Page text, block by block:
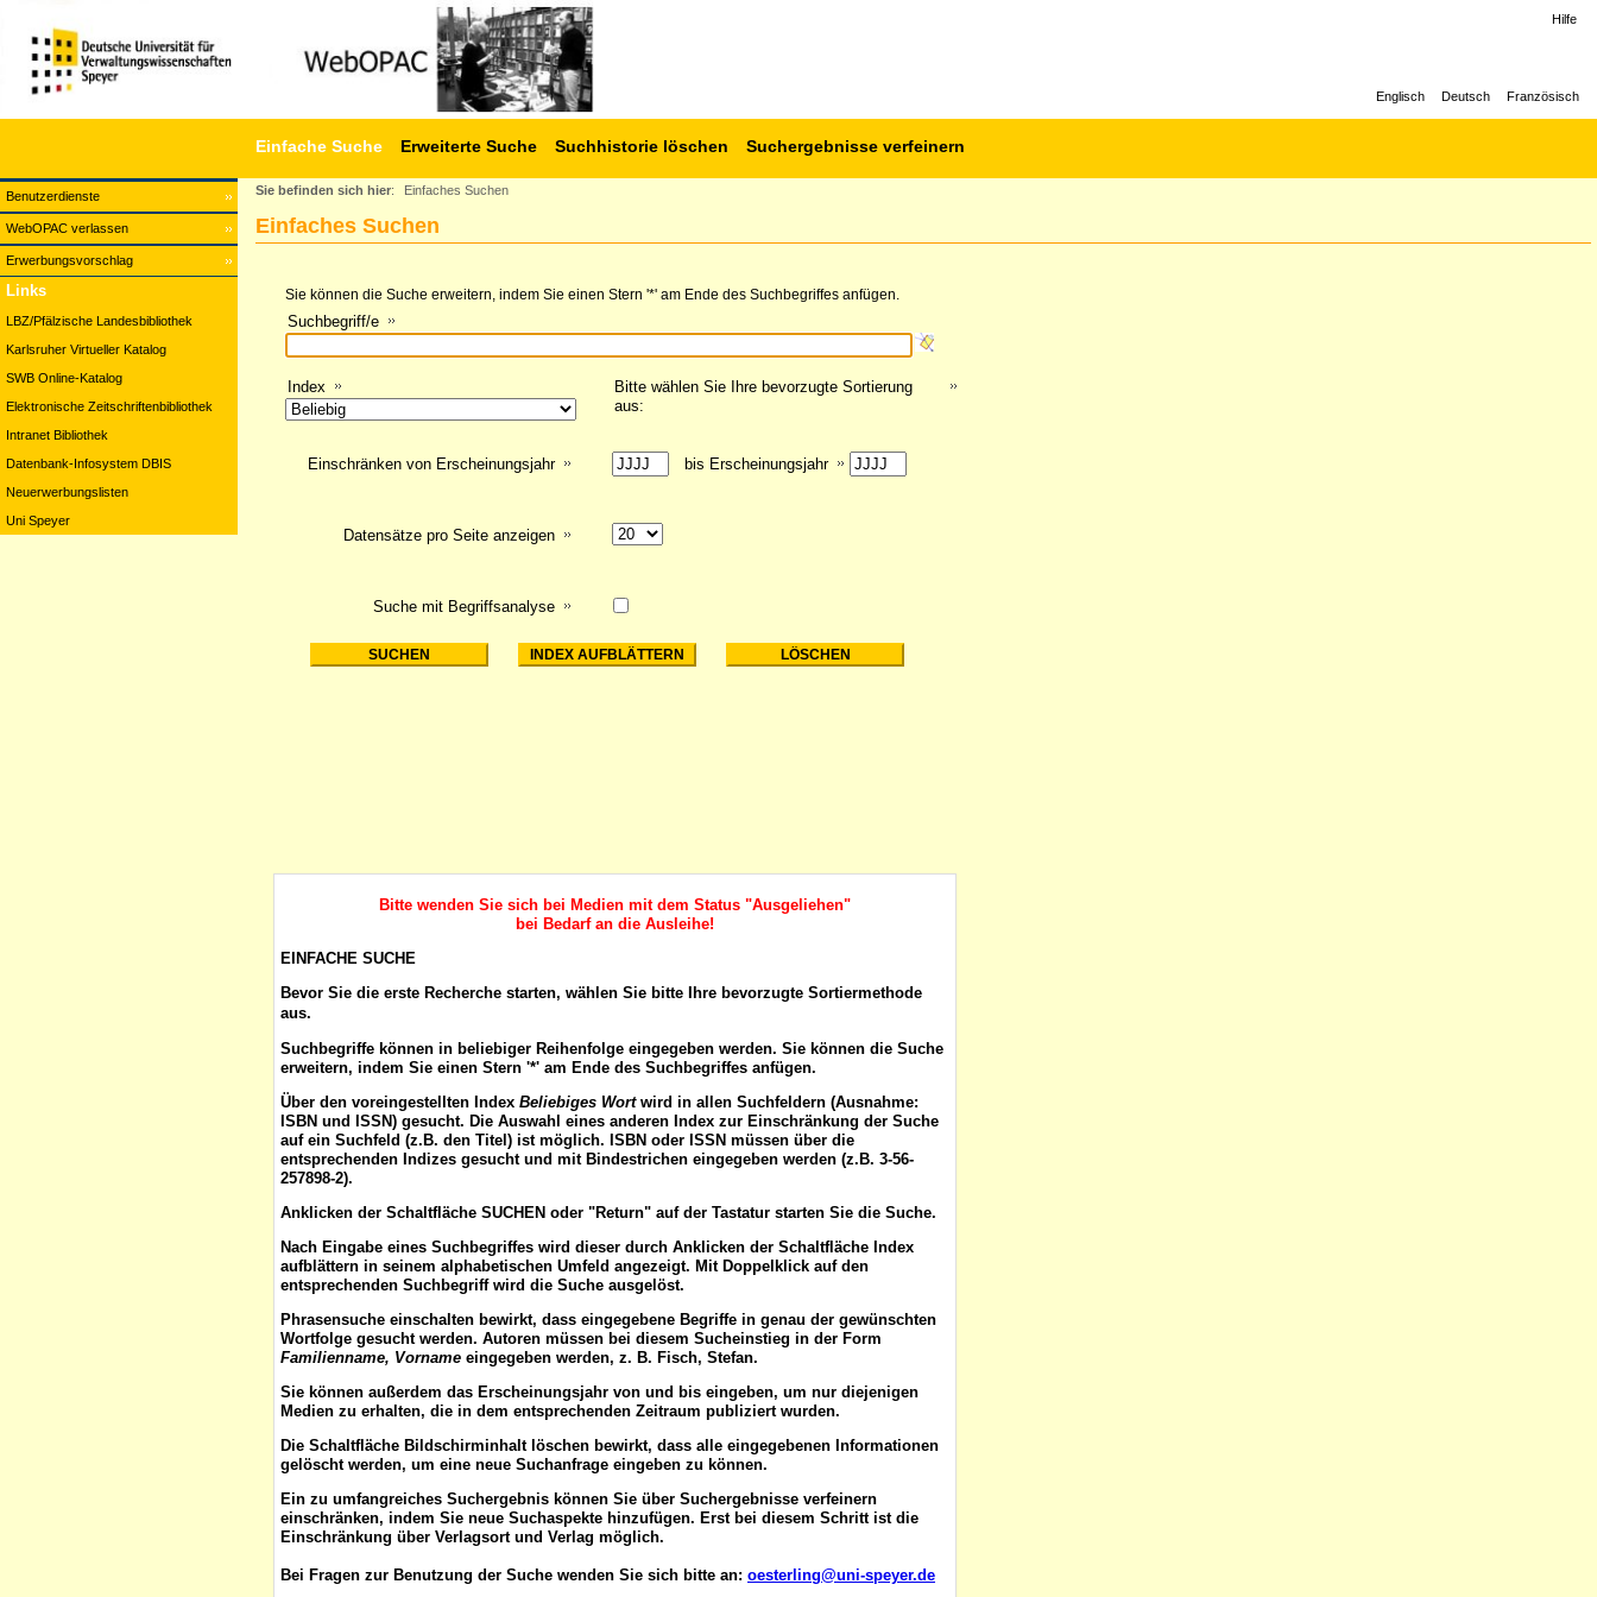
Benutzerdienste
WebOPAC verlassen
Erwerbungsvorschlag
Einfache Suche Erweiterte Suche Suchhistorie löschen Suchergebnisse verfeinern
Hilfe
Englisch Deutsch Französisch
Links
LBZ/Pfälzische Landesbibliothek
Karlsruher Virtueller Katalog
SWB Online-Katalog
Elektronische Zeitschriftenbibliothek
Intranet Bibliothek
Datenbank-Infosystem DBIS
Neuerwerbungslisten
Uni Speyer
Sie befinden sich hier: Einfaches Suchen
Einfaches Suchen
Sie können die Suche erweitern, indem Sie einen Stern '*' am Ende des Suchbegriffes anfügen.
Suchbegriff/e
Index
Bitte wählen Sie Ihre bevorzugte Sortierung
aus:
Suche mit Begriffsanalyse
Einschränken von Erscheinungsjahr bis Erscheinungsjahr
Datensätze pro Seite anzeigen
Bitte wenden Sie sich bei Medien mit dem Status "Ausgeliehen"
bei Bedarf an die Ausleihe!
EINFACHE SUCHE
Bevor Sie die erste Recherche starten, wählen Sie bitte Ihre bevorzugte Sortiermethode
aus.
Suchbegriffe können in beliebiger Reihenfolge eingegeben werden. Sie können die Suche
erweitern, indem Sie einen Stern '*' am Ende des Suchbegriffes anfügen.
Über den voreingestellten Index Beliebiges Wort wird in allen Suchfeldern (Ausnahme:
ISBN und ISSN) gesucht. Die Auswahl eines anderen Index zur Einschränkung der Suche
auf ein Suchfeld (z.B. den Titel) ist möglich. ISBN oder ISSN müssen über die
entsprechenden Indizes gesucht und mit Bindestrichen eingegeben werden (z.B. 3-56-
257898-2).
Anklicken der Schaltfläche SUCHEN oder "Return" auf der Tastatur starten Sie die Suche.
Nach Eingabe eines Suchbegriffes wird dieser durch Anklicken der Schaltfläche Index
aufblättern in seinem alphabetischen Umfeld angezeigt. Mit Doppelklick auf den
entsprechenden Suchbegriff wird die Suche ausgelöst.
Phrasensuche einschalten bewirkt, dass eingegebene Begriffe in genau der gewünschten
Wortfolge gesucht werden. Autoren müssen bei diesem Sucheinstieg in der Form
Familienname, Vorname eingegeben werden, z. B. Fisch, Stefan.
Sie können außerdem das Erscheinungsjahr von und bis eingeben, um nur diejenigen
Medien zu erhalten, die in dem entsprechenden Zeitraum publiziert wurden.
Die Schaltfläche Bildschirminhalt löschen bewirkt, dass alle eingegebenen Informationen
gelöscht werden, um eine neue Suchanfrage eingeben zu können.
Ein zu umfangreiches Suchergebnis können Sie über Suchergebnisse verfeinern
einschränken, indem Sie neue Suchaspekte hinzufügen. Erst bei diesem Schritt ist die
Einschränkung über Verlagsort und Verlag möglich.
Bei Fragen zur Benutzung der Suche wenden Sie sich bitte an: oesterling@uni-speyer.de